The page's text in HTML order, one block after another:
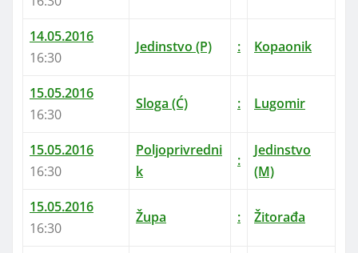
14.05.2016
16:30
Jedinstvo (P) : Kopaonik
15.05.2016
16:30
Sloga (Ć) : Lugomir
15.05.2016
16:30
Poljoprivredni
k
:
Jedinstvo
(M)
15.05.2016
16:30
Župa : Žitorađa